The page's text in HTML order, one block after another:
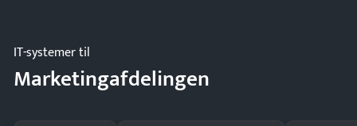
IT-systemer til
Marketingafdelingen